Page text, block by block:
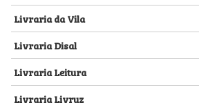
Livraria da Vila
Livraria Disal
Livraria Leitura
Livraria Livruz